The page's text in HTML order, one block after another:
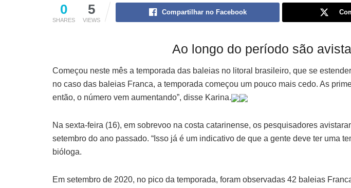
0
SHARES
5
VIEWS
Compartilhar no Facebook
Ao longo do período são
Começou neste mês a temporada das baleias no litoral brasileiro, que se
no caso das baleias Franca, a temporada começou um pouco mais cedo. As
então, o número vem aumentando”, disse Karina.
Na sexta-feira (16), em sobrevoo na costa catarinense, os pesquisadores
setembro do ano passado. “Isso já é um indicativo de que a gente deve ter uma
bióloga.
Em setembro de 2020, no pico da temporada, foram observadas 42 baleias